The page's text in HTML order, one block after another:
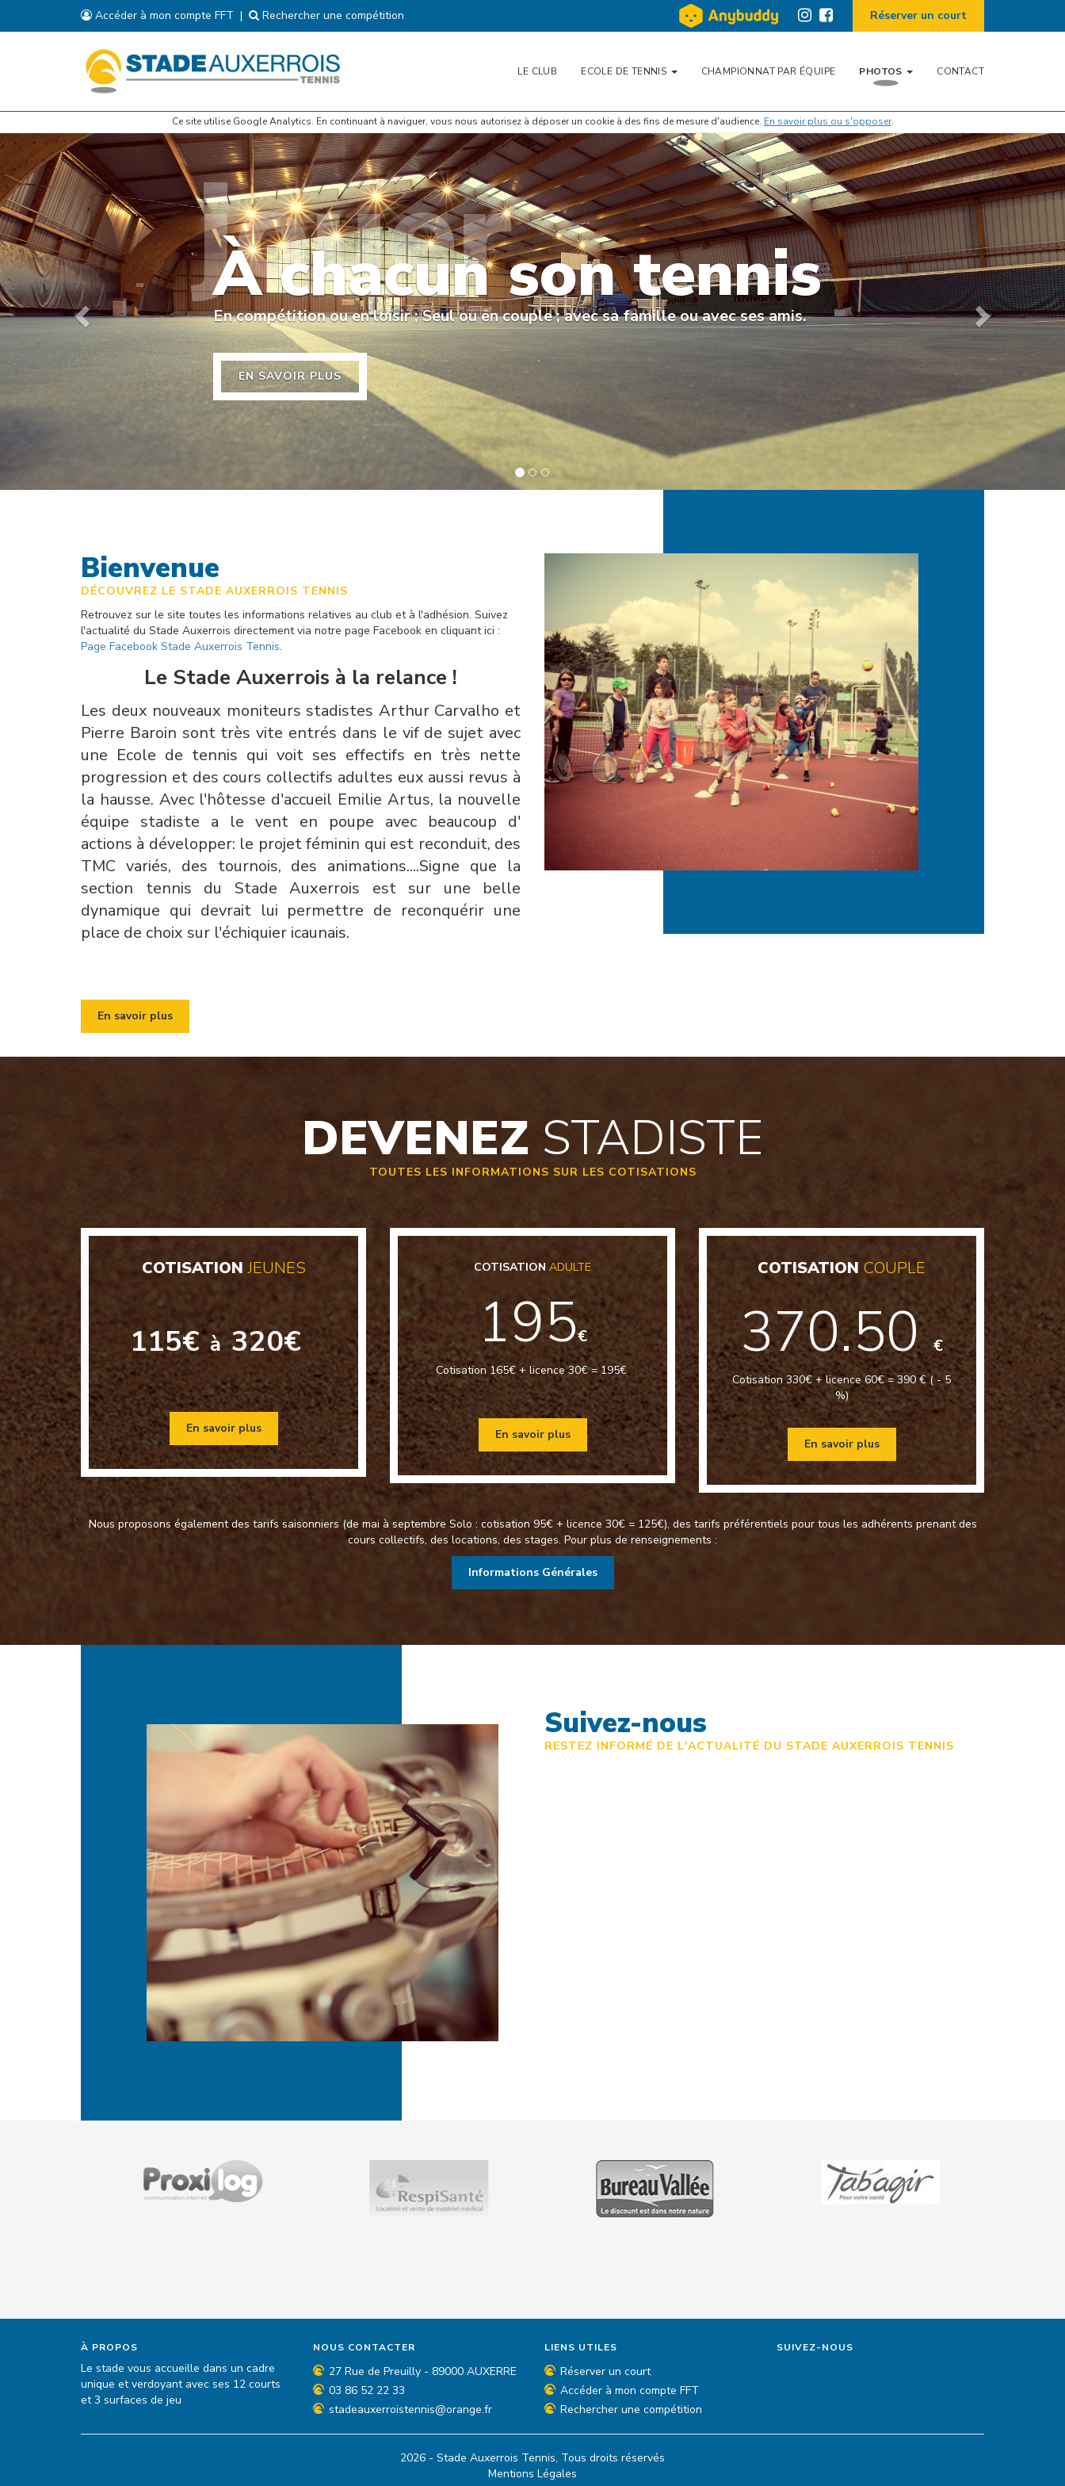
Ce site utilise Google Analytics. En continuant à naviguer, vous nous autorisez à déposer un cookie à des fins de mesure d'audience. En savoir plus ou s'opposer.
Accéder à mon compte FFT | Rechercher une compétition Réserver un court
LE CLUB ECOLE DE TENNIS CHAMPIONNAT PAR ÉQUIPE PHOTOS CONTACT
jouer
À chacun son tennis
En compétition ou en loisir ; Seul ou en couple ; avec sa famille ou avec ses amis.
EN SAVOIR PLUS
Préc. Suiv.
Bienvenue
DÉCOUVREZ LE STADE AUXERROIS TENNIS
Retrouvez sur le site toutes les informations relatives au club et à l'adhésion. Suivez
l'actualité du Stade Auxerrois directement via notre page Facebook en cliquant ici :
Page Facebook Stade Auxerrois Tennis.
Le Stade Auxerrois à la relance !
Les deux nouveaux moniteurs stadistes Arthur Carvalho et
Pierre Baroin sont très vite entrés dans le vif de sujet avec
une Ecole de tennis qui voit ses effectifs en très nette
progression et des cours collectifs adultes eux aussi revus à
la hausse. Avec l'hôtesse d'accueil Emilie Artus, la nouvelle
équipe stadiste a le vent en poupe avec beaucoup d'
actions à développer: le projet féminin qui est reconduit, des
TMC variés, des tournois, des animations....Signe que la
section tennis du Stade Auxerrois est sur une belle
dynamique qui devrait lui permettre de reconquérir une
place de choix sur l'échiquier icaunais.
En savoir plus
DEVENEZ STADISTE
TOUTES LES INFORMATIONS SUR LES COTISATIONS
COTISATIONJEUNES
115€ à 320€
En savoir plus
COTISATION ADULTE
195€
Cotisation 165€ + licence 30€ = 195€
En savoir plus
COTISATION COUPLE
370.50€
Cotisation 330€ + licence 60€ = 390 € ( - 5
%)
En savoir plus
Nous proposons également des tarifs saisonniers (de mai à septembre Solo : cotisation 95€ + licence 30€ = 125€), des tarifs préférentiels pour tous les adhérents prenant des
cours collectifs, des locations, des stages. Pour plus de renseignements :
Informations Générales
Suivez-nous
RESTEZ INFORMÉ DE L'ACTUALITÉ DU STADE AUXERROIS TENNIS
À PROPOS
Le stade vous accueille dans un cadre
unique et verdoyant avec ses 12 courts
et 3 surfaces de jeu
NOUS CONTACTER
27 Rue de Preuilly - 89000 AUXERRE
03 86 52 22 33
stadeauxerroistennis@orange.fr
LIENS UTILES
Réserver un court
Accéder à mon compte FFT
Rechercher une compétition
SUIVEZ-NOUS
2026 - Stade Auxerrois Tennis, Tous droits réservés
Mentions Légales